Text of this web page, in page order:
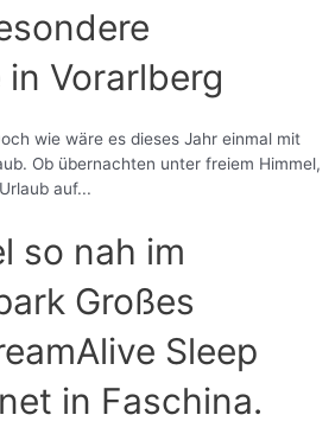
Vorarlberg
wie wäre es dieses Jahr einmal mit
Ob übernachten unter freiem Himmel,
auf...
so nah im
Großes
Sleep
in Faschina.